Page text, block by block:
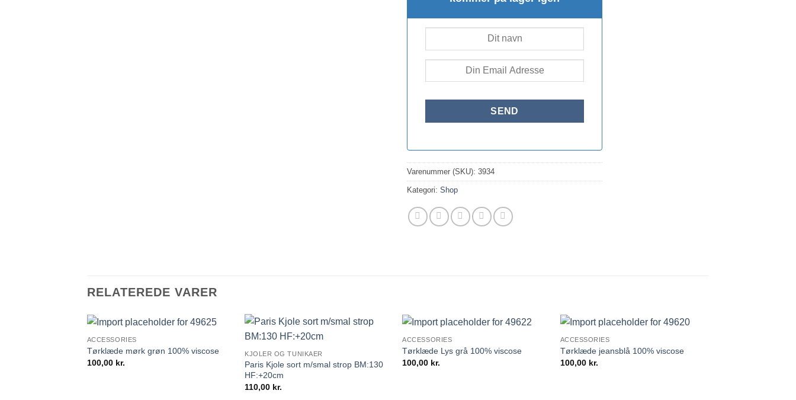
Varenummer (SKU): 3934
Kategori: Shop
RELATEREDE VARER
ACCESSORIES
Tørklæde mørk grøn 100% viscose
100,00 kr.
KJOLER OG TUNIKAER
Paris Kjole sort m/smal strop BM:130
HF:+20cm
110,00 kr.
ACCESSORIES
Tørklæde Lys grå 100% viscose
100,00 kr.
ACCESSORIES
Tørklæde jeansblå 100% viscose
100,00 kr.